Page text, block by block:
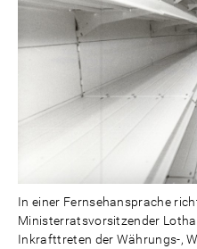
In einer Fernsehansprache
Ministerratsvorsitzender
Inkrafttreten der Währungs-,